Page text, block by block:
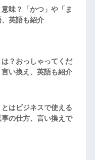
味？「かつ」や「ま
英語も紹介
？おっしゃってくだ
い換え、英語も紹介
とはビジネスで使える
の仕方、言い換えで